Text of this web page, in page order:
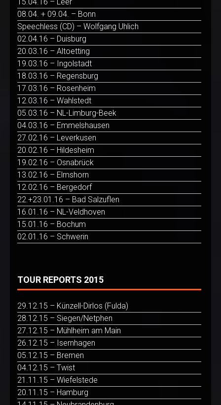
15.04.16 – Leer
08.04. + 09.04. – Bonn
Speechless (CD) – Wolfgang Uhlich
02.04.16 – Duisburg
20.03.16 – Altoetting
19.03.16 – Ingolstadt
18.03.16 – Regensburg
17.03.16 – Rosenheim
12.03.16 – Wahlstedt
05.03.16 – NL-Limburg-Beek
04.03.16 – Emmelshausen
27.02.16 – Leverkusen
20.02.16 – Hildesheim
19.02.16 – Osnabrück
13.02.16 – Elmshorn
12.02.16 – Bergedorf
22.+23.01.16 – Bad Salzuflen
16.01.16 – NL-Veldhoven
15.01.16 – Bochum
02.01.16 – Schwerin
TOUR REPORTS 2015
29.12.15 – Künzell-Dirlos (Fulda)
28.12.15 – Siegen/Netphen
27.12.15 – Mühlheim am Main
26.12.15 – Isernhagen
05.12.15 – Bremen
04.12.15 – Twist
21.11.15 – Wiefelstede
20.11.15 – Hamburg